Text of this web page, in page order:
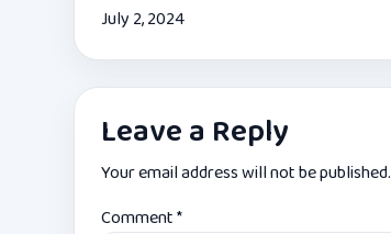
July 2, 2024
Leave a Reply
Your email address will not be published.
Comment*